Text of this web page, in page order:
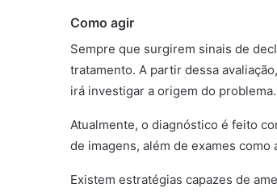
Como agir
Sempre que surgirem sinais de
tratamento. A partir dessa
irá investigar a origem do problema.
Atualmente, o diagnóstico é feito
de imagens, além de exames como
Existem estratégias capazes de